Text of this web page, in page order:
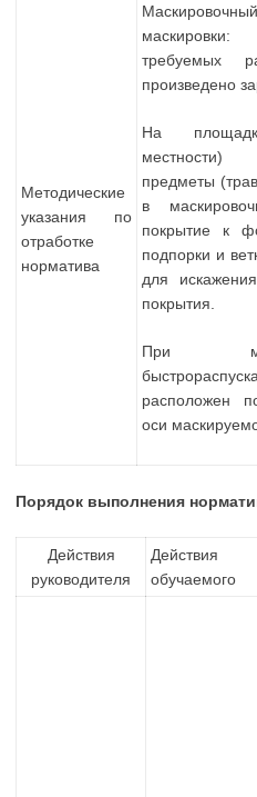
Методические
указания по
отработке
норматива
требуемых
произведено
На
местности)
предметы
в
покрытие к
подпорки и
для
покрытия.
При
расположен
оси
Порядок выполнения
Действия
руководителя
Действия
обучаемого